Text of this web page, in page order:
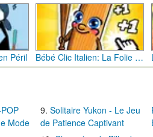
Péril Bébé Clic Italien: La Folie des Petits Bambins
Mode
Solitaire Yukon - Le Jeu
de Patience Captivant